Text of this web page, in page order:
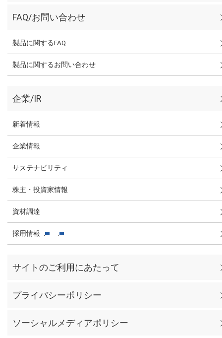
FAQ/お問い合わせ
製品に関するFAQ
製品に関するお問い合わせ
企業/IR
新着情報
企業情報
サステナビリティ
株主・投資家情報
資材調達
採用情報
サイトのご利用にあたって
プライバシーポリシー
ソーシャルメディアポリシー